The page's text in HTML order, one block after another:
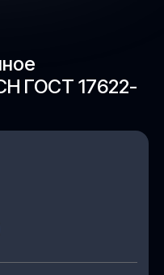
ГОСТ 17622-